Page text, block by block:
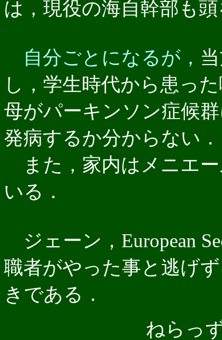
は，現役の海自幹部も
自分ごとになるが，
し，学生時代から患っ
母がパーキンソン症候
発病するか分からない．
また，家内はメニエ
いる．
ジェーン，European
職者がやった事と逃げ
きである．
ねらっ